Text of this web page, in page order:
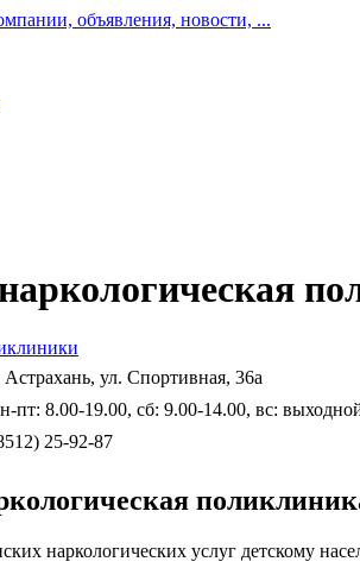
объявления, новости, ...
Астрахань, ул. Спортивная, 36а
пт: 8.00-19.00, сб: 9.00-14.00, вс:
25-92-87
наркологических услуг детскому